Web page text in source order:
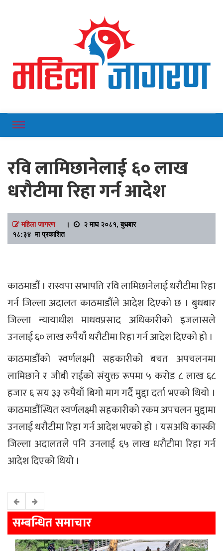
Mahilajagaran
रवि लामिछानेलाई ६० लाख
धरौटीमा रिहा गर्न आदेश
महिला जागरण।
२ माघ २०८१, बुधबार
१८:३४ मा प्रकाशित
काठमाडौं । रास्वपा सभापति रवि लामिछानेलाई धरौटीमा रिहा
गर्न जिल्ला अदालत काठमाडौंले आदेश दिएको छ । बुधबार
जिल्ला न्यायाधीश माधवप्रसाद अधिकारीको इजलासले
उनलाई ६० लाख रुपैयाँ धरौटीमा रिहा गर्न आदेश दिएको हो ।
काठमाडौंको स्वर्णलक्ष्मी सहकारीको बचत अपचलनमा
लामिछाने र जीबी राईको संयुक्त रूपमा ५ करोड ८ लाख ६८
हजार ६ सय ३३ रुपैयाँ बिगो माग गर्दै मुद्दा दर्ता भएको थियो ।
काठमाडौंस्थित स्वर्णलक्ष्मी सहकारीको रकम अपचलन मुद्दामा
उनलाई धरौटीमा रिहा गर्न आदेश भएको हो । यसअघि कास्की
जिल्ला अदालतले पनि उनलाई ६५ लाख धरौटीमा रिहा गर्न
आदेश दिएको थियो ।
सम्बन्धित समाचार